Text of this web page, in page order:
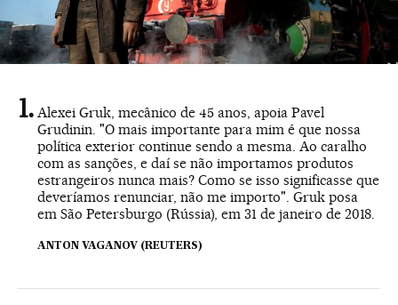
Alexei Gruk, mecânico de 45 anos, apoia Pavel
Grudinin. "O mais importante para mim é que nossa
política exterior continue sendo a mesma. Ao caralho
com as sanções, e daí se não importamos produtos
estrangeiros nunca mais? Como se isso significasse que
deveríamos renunciar, não me importo". Gruk posa
em São Petersburgo (Rússia), em 31 de janeiro de 2018.
ANTON VAGANOV (REUTERS)